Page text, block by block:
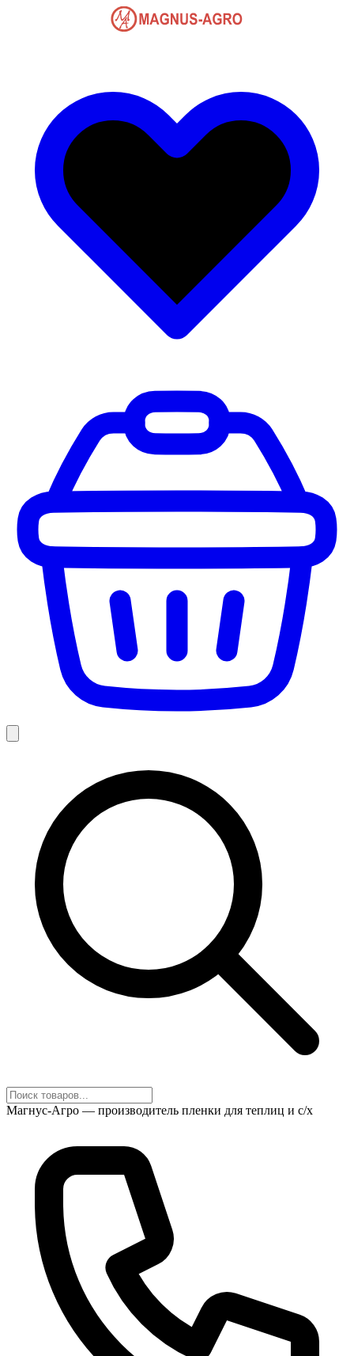
Магнус-Агро — производитель пленки для теплиц и с/х